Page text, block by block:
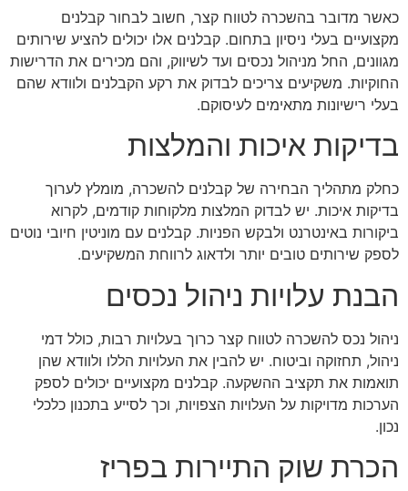
כאשר מדובר בהשכרה לטווח קצר, חשוב לבחור קבלנים
מקצועיים בעלי ניסיון בתחום. קבלנים אלו יכולים להציע שירותים
מגוונים, החל מניהול נכסים ועד לשיווק, והם מכירים את הדרישות
החוקיות. משקיעים צריכים לבדוק את רקע הקבלנים ולוודא שהם
בעלי רישיונות מתאימים לעיסוקם.
בדיקות איכות והמלצות
כחלק מתהליך הבחירה של קבלנים להשכרה, מומלץ לערוך
בדיקות איכות. יש לבדוק המלצות מלקוחות קודמים, לקרוא
ביקורות באינטרנט ולבקש הפניות. קבלנים עם מוניטין חיובי נוטים
לספק שירותים טובים יותר ולדאוג לרווחת המשקיעים.
הבנת עלויות ניהול נכסים
ניהול נכס להשכרה לטווח קצר כרוך בעלויות רבות, כולל דמי
ניהול, תחזוקה וביטוח. יש להבין את העלויות הללו ולוודא שהן
תואמות את תקציב ההשקעה. קבלנים מקצועיים יכולים לספק
הערכות מדויקות על העלויות הצפויות, וכך לסייע בתכנון כלכלי
נכון.
הכרת שוק התיירות בפריז